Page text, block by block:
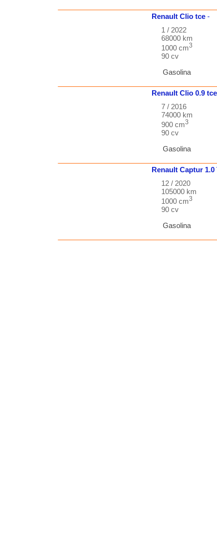
Renault Clio tce -
1 / 2022
68000 km
1000 cm3
90 cv
Gasolina
Renault Clio 0.9
7 / 2016
74000 km
900 cm3
90 cv
Gasolina
Renault Captur 1.0
12 / 2020
105000 km
1000 cm3
90 cv
Gasolina